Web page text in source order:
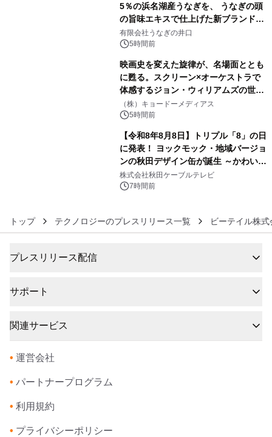
5％の浜名湖産うなぎを、 うなぎの頭
の旨味エキスで仕上げた新ブランド
「井口の誉」誕生
有限会社うなぎの井口
5時間前
映画史を変えた旋律が、名場面ととも
に甦る。スクリーン×オーケストラで
体感するジョン・ウィリアムズの世
界。ジョン・ウィリアムズ：シネマ・
スペクタキュラー・コンサート 開催決
（株）キョードーメディアス
5時間前
【令和8年8月8日】トリプル「8」の日
に発表！ ヨックモック・地域バージョ
ンの秋田デザイン缶が誕生 ～かわいい
秋田犬の子犬と秋田の四季と名所を巡
るパッケージ～ 9月1日(火)秋田県内で
株式会社秋田ケーブルテレビ
7時間前
トップ テクノロジーのプレスリリース一覧 ビーテイル株式
プレスリリース配信
サポート
関連サービス
• 運営会社
• パートナープログラム
• 利用規約
• プライバシーポリシー